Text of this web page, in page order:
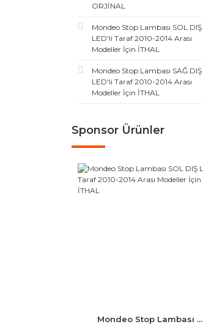
ORJİNAL
Mondeo Stop Lambası SOL DIŞ
LED'li Taraf 2010-2014 Arası
Modeller İçin İTHAL
Mondeo Stop Lambası SAĞ DIŞ
LED'li Taraf 2010-2014 Arası
Modeller İçin İTHAL
Sponsor Ürünler
Mondeo Stop Lambası ...